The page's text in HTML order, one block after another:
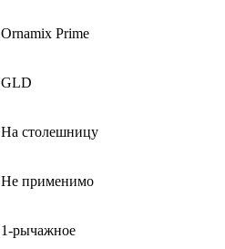
Ornamix Prime
GLD
На столешницу
Не применимо
1-рычажное